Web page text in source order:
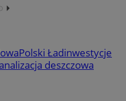
⏵︎
Polski Ładinwestycje
deszczowa